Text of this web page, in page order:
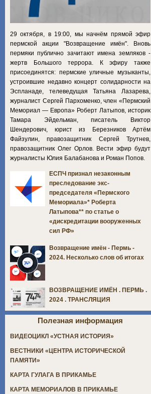
29 октября, в 19:00, мы начнём прямой эфир
пермской акции "Возвращение имён". Вновь
пермяки публично зачитают имена земляков -
жертв Большого террора. К эфиру также
присоединятся: пермские уличные музыканты,
устроившие недавно концерт солидарности на
Эспланаде, телеведущая Татьяна Лазарева,
журналист Сергей Пархоменко, член «Пермский
Мемориал — Европа» Роберт Латыпов, историк
Тамара Эйдельман, писатель Виктор
Шендерович, юрист из Березников Артём
Файзулин, правозащитник Сергей Трутнев,
правозащитник Олег Орлов. Вести эфир будут
журналисты Юлия Балабанова и Роман Попов.
ЕСПЧ признал незаконным
преследование экс-
председателя «Пермского
Мемориала»* Роберта
Латыпова** по статье о
«дискредитации вооруженных
сил РФ»
Возвращение имён - Пермь -
2024. Несколько слов об итогах
ВОЗВРАЩЕНИЕ ИМЁН . ПЕРМЬ .
2024 . ТРАНСЛЯЦИЯ
Полезная информация
ВИДЕОЦИКЛ «УСТНАЯ ИСТОРИЯ»
ВЕСТНИКИ «ЦЕНТРА ИСТОРИЧЕСКОЙ
ПАМЯТИ»
КАРТА ГУЛАГА В ПРИКАМЬЕ
КАРТА МЕМОРИАЛОВ В ПРИКАМЬЕ